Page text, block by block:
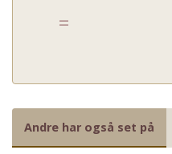
=
Andre har også set på